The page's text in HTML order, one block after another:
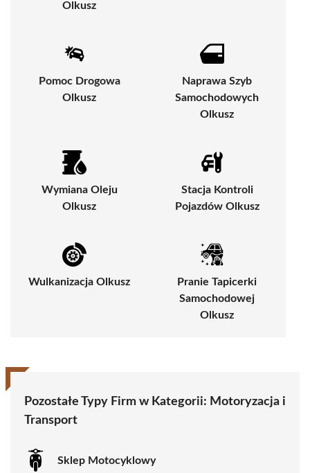
Olkusz
Pomoc Drogowa
Olkusz
Naprawa Szyb
Samochodowych
Olkusz
Wymiana Oleju
Olkusz
Stacja Kontroli
Pojazdów Olkusz
Wulkanizacja Olkusz
Pranie Tapicerki
Samochodowej
Olkusz
Pozostałe Typy Firm w Kategorii: Motoryzacja i
Transport
Sklep Motocyklowy